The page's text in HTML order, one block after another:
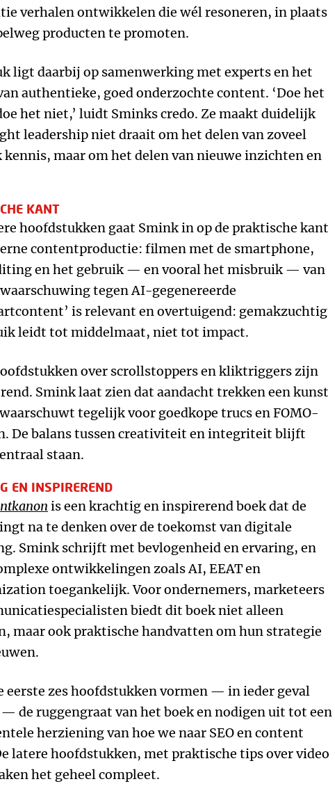
verhalen ontwikkelen die wél resoneren, in plaats
producten te promoten.
ligt daarbij op samenwerking met experts en het
authentieke, goed onderzochte content. ‘Doe het
het niet,’ luidt Sminks credo. Ze maakt duidelijk
leadership niet draait om het delen van zoveel
maar om het delen van nieuwe inzichten en
KANT
hoofdstukken gaat Smink in op de praktische kant
contentproductie: filmen met de smartphone,
en het gebruik — en vooral het misbruik — van
tegen AI-gegenereerde
is relevant en overtuigend: gemakzuchtig
leidt tot middelmaat, niet tot impact.
over scrollstoppers en kliktriggers zijn
Smink laat zien dat aandacht trekken een kunst
tegelijk voor goedkope trucs en FOMO-
De balans tussen creativiteit en integriteit blijft
staan.
EN INSPIREREND
is een krachtig en inspirerend boek dat de
na te denken over de toekomst van digitale
Smink schrijft met bevlogenheid en ervaring, en
ontwikkelingen zoals AI, EEAT en
toegankelijk. Voor ondernemers, marketeers
biedt dit boek niet alleen
maar ook praktische handvatten om hun strategie
eerste zes hoofdstukken vormen — in ieder geval
de ruggengraat van het boek en nodigen uit tot een
herziening van hoe we naar SEO en content
latere hoofdstukken, met praktische tips over video
het geheel compleet.